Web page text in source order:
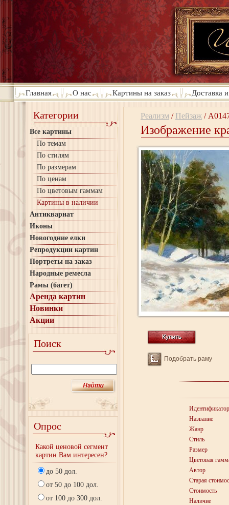
Главная О нас Картины на заказ Доставка
Категории
Все картины
По темам
По стилям
По размерам
По ценам
По цветовым гаммам
Картины в наличии
Антиквариат
Иконы
Новогодние елки
Репродукции картин
Портреты на заказ
Народные ремесла
Рамы (багет)
Аренда картин
Новинки
Акции
Поиск
Опрос
Какой ценовой сегмент
картин Вам интересен?
до 50 дол.
от 50 до 100 дол.
от 100 до 300 дол.
Реализм / Пейзаж /
Изображение
Подобрать раму
Идентификатор
Название
Жанр
Стиль
Размер
Цветовая
Автор
Старая
Стоимость
Наличие